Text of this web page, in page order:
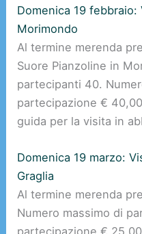
Domenica 19 febbraio:
Morimondo
Al termine merenda
Suore Pianzoline in
partecipanti 40.
partecipazione €
guida per la visita in
Domenica 19 marzo:
Graglia
Al termine merenda
Numero massimo di